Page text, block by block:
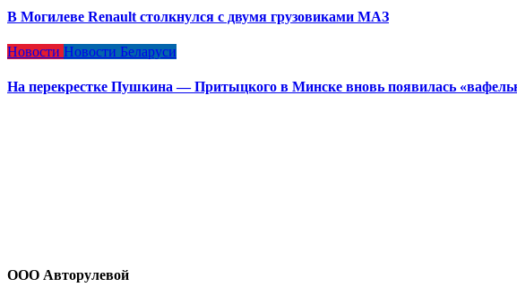
В Могилеве Renault столкнулся с двумя грузовиками МАЗ
Новости Новости Беларуси
На перекрестке Пушкина — Притыцкого в Минске вновь появилась
ООО Авторулевой